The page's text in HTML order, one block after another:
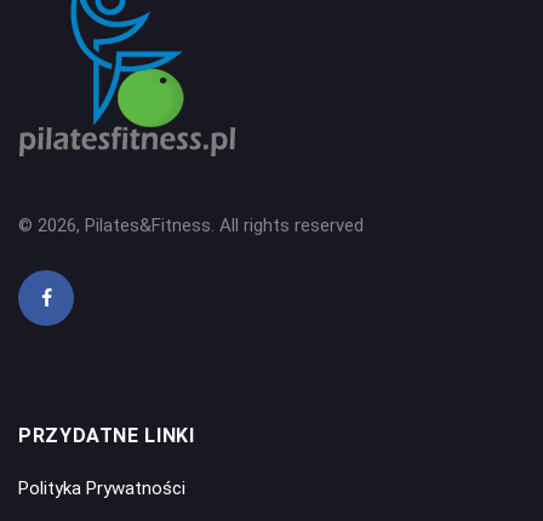
© 2026, Pilates&Fitness. All rights reserved
PRZYDATNE LINKI
Polityka Prywatności